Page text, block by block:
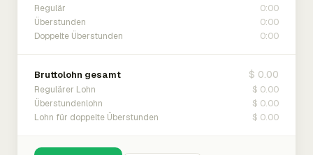
Regulär 0:00
Überstunden 0:00
Doppelte Überstunden 0:00
Bruttolohn gesamt $ 0.00
Regulärer Lohn $ 0.00
Überstundenlohn $ 0.00
Lohn für doppelte Überstunden $ 0.00